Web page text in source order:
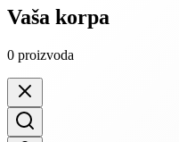
Vaša korpa
0 proizvoda